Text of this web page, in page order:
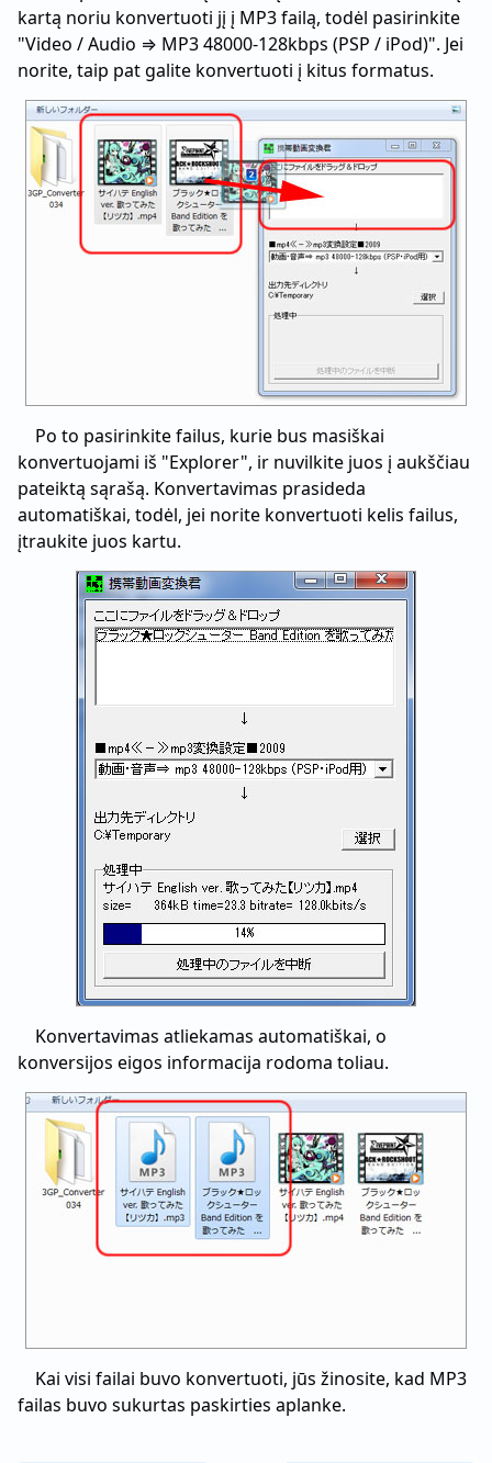
kartą noriu konvertuoti jį į MP3 failą, todėl pasirinkite
"Video / Audio ⇒ MP3 48000-128kbps (PSP / iPod)". Jei
norite, taip pat galite konvertuoti į kitus formatus.
Po to pasirinkite failus, kurie bus masiškai
konvertuojami iš "Explorer", ir nuvilkite juos į aukščiau
pateiktą sąrašą. Konvertavimas prasideda
automatiškai, todėl, jei norite konvertuoti kelis failus,
įtraukite juos kartu.
Konvertavimas atliekamas automatiškai, o
konversijos eigos informacija rodoma toliau.
Kai visi failai buvo konvertuoti, jūs žinosite, kad MP3
failas buvo sukurtas paskirties aplanke.